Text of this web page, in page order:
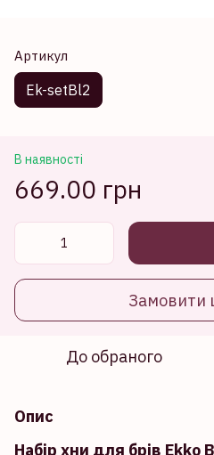
Артикул
Ek-setBl2
В наявності
669.00 грн
Замовити
До обраного
Опис
Набір хни для брів